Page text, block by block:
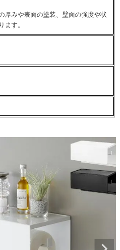
厚みや表面の塗装、壁面の強度や状
ます。